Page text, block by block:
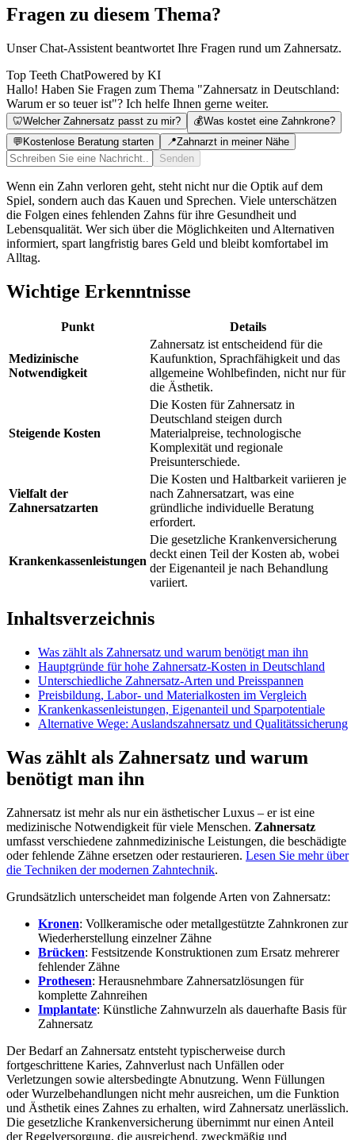
Fragen zu diesem Thema?
Unser Chat-Assistent beantwortet Ihre Fragen rund um Zahnersatz.
Top Teeth ChatPowered by KI
Hallo! Haben Sie Fragen zum Thema "Zahnersatz in Deutschland:
Warum er so teuer ist"? Ich helfe Ihnen gerne weiter.
🦷Welcher Zahnersatz passt zu mir? 💰Was kostet eine Zahnkrone?
💬Kostenlose Beratung starten 📍Zahnarzt in meiner Nähe
Senden
Wenn ein Zahn verloren geht, steht nicht nur die Optik auf dem
Spiel, sondern auch das Kauen und Sprechen. Viele unterschätzen
die Folgen eines fehlenden Zahns für ihre Gesundheit und
Lebensqualität. Wer sich über die Möglichkeiten und Alternativen
informiert, spart langfristig bares Geld und bleibt komfortabel im
Alltag.
Wichtige Erkenntnisse
Punkt Details
Medizinische
Notwendigkeit
Zahnersatz ist entscheidend für die
Kaufunktion, Sprachfähigkeit und das
allgemeine Wohlbefinden, nicht nur für
die Ästhetik.
Steigende Kosten
Die Kosten für Zahnersatz in
Deutschland steigen durch
Materialpreise, technologische
Komplexität und regionale
Preisunterschiede.
Vielfalt der
Zahnersatzarten
Die Kosten und Haltbarkeit variieren je
nach Zahnersatzart, was eine
gründliche individuelle Beratung
erfordert.
Krankenkassenleistungen
Die gesetzliche Krankenversicherung
deckt einen Teil der Kosten ab, wobei
der Eigenanteil je nach Behandlung
variiert.
Inhaltsverzeichnis
Was zählt als Zahnersatz und warum benötigt man ihn
Hauptgründe für hohe Zahnersatz-Kosten in Deutschland
Unterschiedliche Zahnersatz-Arten und Preisspannen
Preisbildung, Labor- und Materialkosten im Vergleich
Krankenkassenleistungen, Eigenanteil und Sparpotentiale
Alternative Wege: Auslandszahnersatz und Qualitätssicherung
Was zählt als Zahnersatz und warum
benötigt man ihn
Zahnersatz ist mehr als nur ein ästhetischer Luxus – er ist eine
medizinische Notwendigkeit für viele Menschen. Zahnersatz
umfasst verschiedene zahnmedizinische Leistungen, die beschädigte
oder fehlende Zähne ersetzen oder restaurieren. Lesen Sie mehr über
die Techniken der modernen Zahntechnik.
Grundsätzlich unterscheidet man folgende Arten von Zahnersatz:
Kronen: Vollkeramische oder metallgestützte Zahnkronen zur
Wiederherstellung einzelner Zähne
Brücken: Festsitzende Konstruktionen zum Ersatz mehrerer
fehlender Zähne
Prothesen: Herausnehmbare Zahnersatzlösungen für
komplette Zahnreihen
Implantate: Künstliche Zahnwurzeln als dauerhafte Basis für
Zahnersatz
Der Bedarf an Zahnersatz entsteht typischerweise durch
fortgeschrittene Karies, Zahnverlust nach Unfällen oder
Verletzungen sowie altersbedingte Abnutzung. Wenn Füllungen
oder Wurzelbehandlungen nicht mehr ausreichen, um die Funktion
und Ästhetik eines Zahnes zu erhalten, wird Zahnersatz unerlässlich.
Die gesetzliche Krankenversicherung übernimmt nur einen Anteil
der Regelversorgung, die ausreichend, zweckmäßig und